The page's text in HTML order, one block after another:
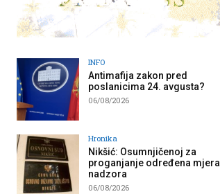
INFO
Antimafija zakon pred
poslanicima 24. avgusta?
06/08/2026
Hronika
Nikšić: Osumnjičenoj za
proganjanje određena mjera
nadzora
06/08/2026